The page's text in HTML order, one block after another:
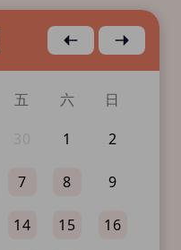
上個月 下個月
五 六
日
1 2
7 8 9
14 15 16